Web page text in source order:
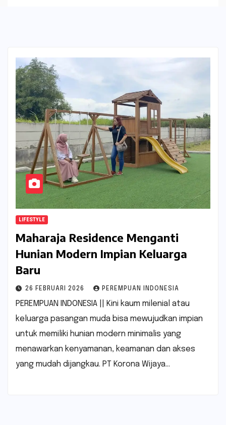
LIFESTYLE
Maharaja Residence Menganti
Hunian Modern Impian Keluarga
Baru
26 FEBRUARI 2026 PEREMPUAN INDONESIA
PEREMPUAN INDONESIA || Kini kaum milenial atau
keluarga pasangan muda bisa mewujudkan impian
untuk memiliki hunian modern minimalis yang
menawarkan kenyamanan, keamanan dan akses
yang mudah dijangkau. PT Korona Wijaya…